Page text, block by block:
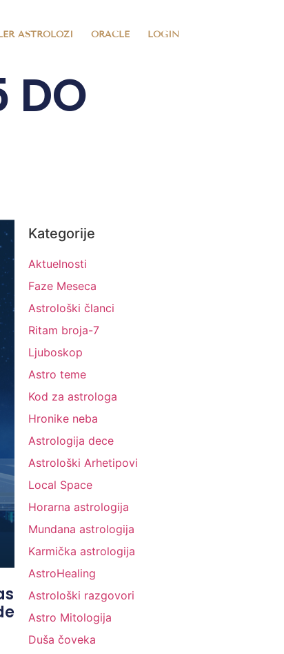
ASTROLOZI ORACLE LOGIN
DO
Kategorije
Aktuelnosti
Faze Meseca
Astrološki članci
Ritam broja-7
Ljuboskop
Astro teme
Kod za astrologa
Hronike neba
Astrologija dece
Astrološki Arhetipovi
Local Space
Horarna astrologija
Mundana astrologija
Karmička astrologija
AstroHealing
Astrološki razgovori
Astro Mitologija
Duša čoveka